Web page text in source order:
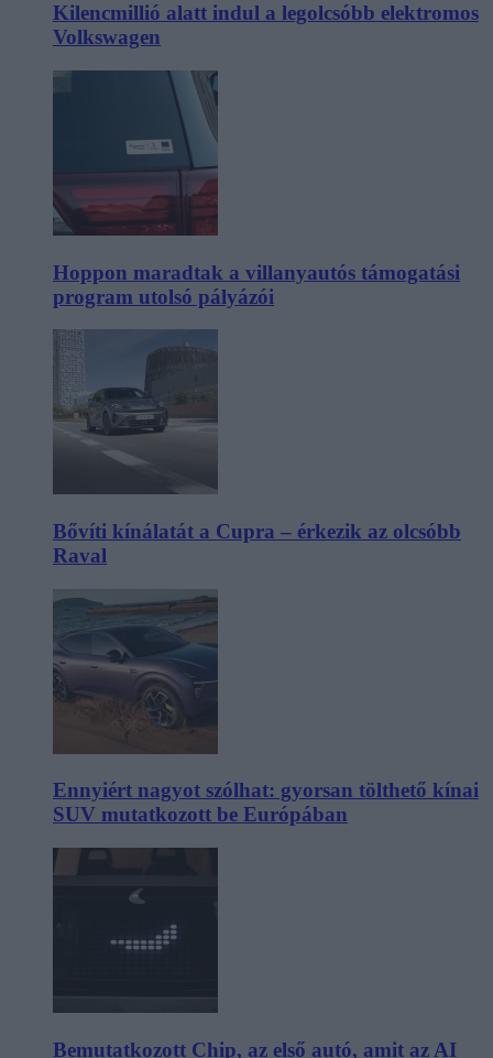
Kilencmillió alatt indul a legolcsóbb elektromos
Volkswagen
Hoppon maradtak a villanyautós támogatási
program utolsó pályázói
Bővíti kínálatát a Cupra – érkezik az olcsóbb
Raval
Ennyiért nagyot szólhat: gyorsan tölthető kínai
SUV mutatkozott be Európában
Bemutatkozott Chip, az első autó, amit az AI